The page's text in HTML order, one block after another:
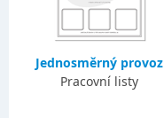
Jednosměrný provoz
Pracovní listy